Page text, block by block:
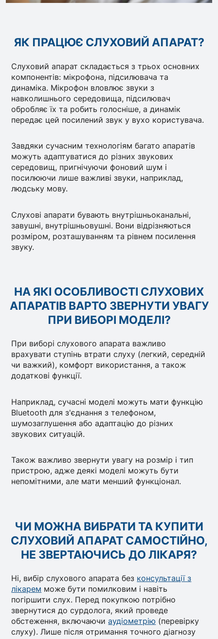
ЯК ПРАЦЮЄ СЛУХОВИЙ АПАРАТ?
Слуховий апарат складається з трьох основних
компонентів: мікрофона, підсилювача та
динаміка. Мікрофон вловлює звуки з
навколишнього середовища, підсилювач
обробляє їх та робить голосніше, а динамік
передає цей посилений звук у вухо користувача.
Завдяки сучасним технологіям багато апаратів
можуть адаптуватися до різних звукових
середовищ, пригнічуючи фоновий шум і
посилюючи лише важливі звуки, наприклад,
людську мову.
Слухові апарати бувають внутрішньоканальні,
завушні, внутрішньовушні. Вони відрізняються
розміром, розташуванням та рівнем посилення
звуку.
НА ЯКІ ОСОБЛИВОСТІ СЛУХОВИХ
АПАРАТІВ ВАРТО ЗВЕРНУТИ УВАГУ
ПРИ ВИБОРІ МОДЕЛІ?
При виборі слухового апарата важливо
врахувати ступінь втрати слуху (легкий, середній
чи важкий), комфорт використання, а також
додаткові функції.
Наприклад, сучасні моделі можуть мати функцію
Bluetooth для з'єднання з телефоном,
шумозаглушення або адаптацію до різних
звукових ситуацій.
Також важливо звернути увагу на розмір і тип
пристрою, адже деякі моделі можуть бути
непомітними, але мати менший функціонал.
ЧИ МОЖНА ВИБРАТИ ТА КУПИТИ
СЛУХОВИЙ АПАРАТ САМОСТІЙНО,
НЕ ЗВЕРТАЮЧИСЬ ДО ЛІКАРЯ?
Ні, вибір слухового апарата без консультації з
лікарем може бути помилковим і навіть
погіршити слух. Перед покупкою потрібно
звернутися до сурдолога, який проведе
обстеження, включаючиаудіометрію (перевірку
слуху). Лише після отримання точного діагнозу